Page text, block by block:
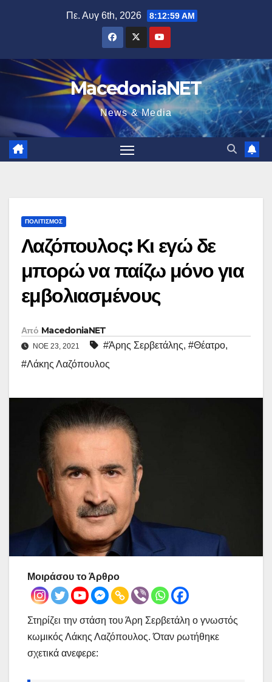
Πε. Αυγ 6th, 2026 8:13:00 AM
MacedoniaNET
News & Media
ΠΟΛΙΤΙΣΜΌΣ
Λαζόπουλος: Κι εγώ δε
μπορώ να παίζω μόνο για
εμβολιασμένους
Από MacedoniaNET
ΝΟΈ 23, 2021 #Άρης Σερβετάλης, #Θέατρο,
#Λάκης Λαζόπουλος
Μοιράσου το Άρθρο
Στηρίζει την στάση του Άρη Σερβετάλη ο γνωστός
κωμικός Λάκης Λαζόπουλος. Όταν ρωτήθηκε
σχετικά ανεφερε: